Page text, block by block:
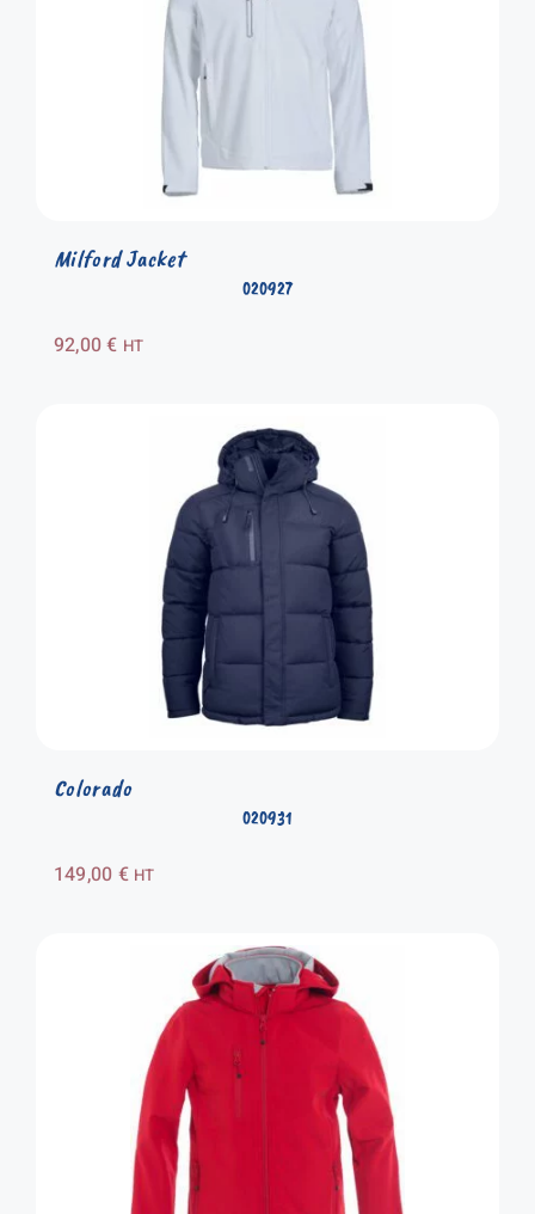
020927
Milford Jacket
92,00€ HT
020931
Colorado
149,00 € HT